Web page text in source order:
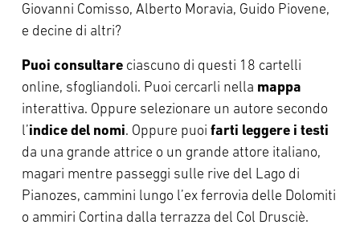
Giovanni Comisso, Alberto Moravia, Guido Piovene,
e decine di altri?
Puoi consultareciascuno di questi 18 cartelli
online, sfogliandoli. Puoi cercarli nella mappa
interattiva. Oppure selezionare un autore secondo
l’indice del nomi. Oppure puoi farti leggere i testi
da una grande attrice o un grande attore italiano,
magari mentre passeggi sulle rive del Lago di
Pianozes, cammini lungo l’ex ferrovia delle Dolomiti
o ammiri Cortina dalla terrazza del Col Drusciè.